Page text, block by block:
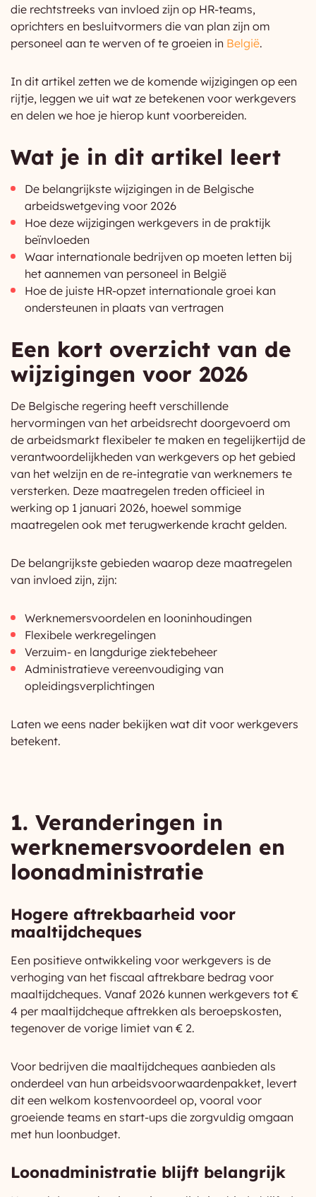
die rechtstreeks van invloed zijn op HR-teams,
oprichters en besluitvormers die van plan zijn om
personeel aan te werven of te groeien in België.
In dit artikel zetten we de komende wijzigingen op een
rijtje, leggen we uit wat ze betekenen voor werkgevers
en delen we hoe je hierop kunt voorbereiden.
Wat je in dit artikel leert
De belangrijkste wijzigingen in de Belgische
arbeidswetgeving voor 2026
Hoe deze wijzigingen werkgevers in de praktijk
beïnvloeden
Waar internationale bedrijven op moeten letten bij
het aannemen van personeel in België
Hoe de juiste HR-opzet internationale groei kan
ondersteunen in plaats van vertragen
Een kort overzicht van de
wijzigingen voor 2026
De Belgische regering heeft verschillende
hervormingen van het arbeidsrecht doorgevoerd om
de arbeidsmarkt flexibeler te maken en tegelijkertijd de
verantwoordelijkheden van werkgevers op het gebied
van het welzijn en de re-integratie van werknemers te
versterken. Deze maatregelen treden officieel in
werking op 1 januari 2026, hoewel sommige
maatregelen ook met terugwerkende kracht gelden.
De belangrijkste gebieden waarop deze maatregelen
van invloed zijn, zijn:
Werknemersvoordelen en looninhoudingen
Flexibele werkregelingen
Verzuim- en langdurige ziektebeheer
Administratieve vereenvoudiging van
opleidingsverplichtingen
Laten we eens nader bekijken wat dit voor werkgevers
betekent.
1. Veranderingen in
werknemersvoordelen en
loonadministratie
Hogere aftrekbaarheid voor
maaltijdcheques
Een positieve ontwikkeling voor werkgevers is de
verhoging van het fiscaal aftrekbare bedrag voor
maaltijdcheques. Vanaf 2026 kunnen werkgevers tot €
4 per maaltijdcheque aftrekken als beroepskosten,
tegenover de vorige limiet van € 2.
Voor bedrijven die maaltijdcheques aanbieden als
onderdeel van hun arbeidsvoorwaardenpakket, levert
dit een welkom kostenvoordeel op, vooral voor
groeiende teams en start-ups die zorgvuldig omgaan
met hun loonbudget.
Loonadministratie blijft belangrijk